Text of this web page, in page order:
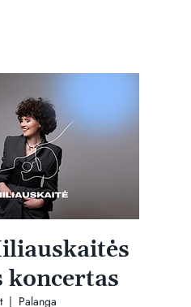
koncertas
  |
Palanga